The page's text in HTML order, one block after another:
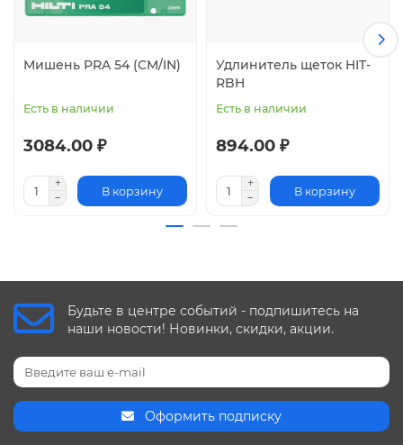
Мишень PRA 54 (CM/IN)
Есть в наличии
3084.00 ₽
В корзину
Удлинитель щеток HIT-
RBH
Есть в наличии
894.00 ₽
В корзину
Будьте в центре событий - подпишитесь на
наши новости! Новинки, скидки, акции.
Оформить подписку